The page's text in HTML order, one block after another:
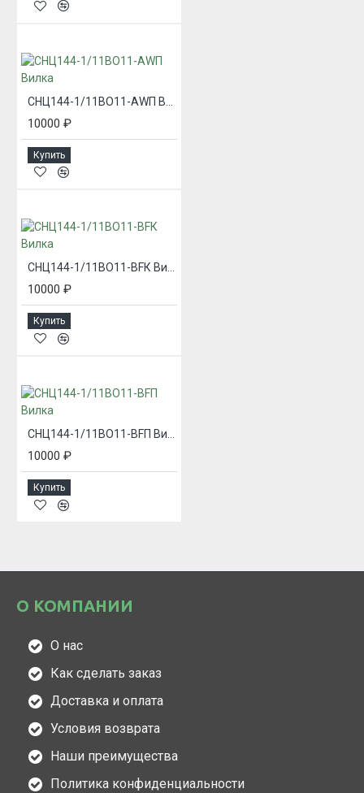
10000 ₽
Купить
СНЦ144-1/11ВО11-BFК Вилка
10000 ₽
Купить
СНЦ144-1/11ВО11-BFП Вилка
10000 ₽
Купить
О КОМПАНИИ
О нас
Как сделать заказ
Доставка и оплата
Условия возврата
Наши преимущества
Политика конфиденциальности